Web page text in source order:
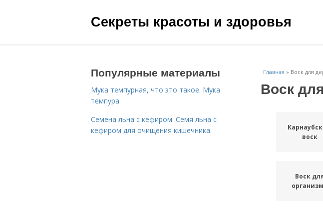
Секреты красоты и здоровья
Главная » Воск для
Воск
воск
Воск
Популярные материалы
Мука темпурная, что это такое. Мука
темпура
Семена льна с кефиром. Семя льна с
кефиром для очищения кишечника